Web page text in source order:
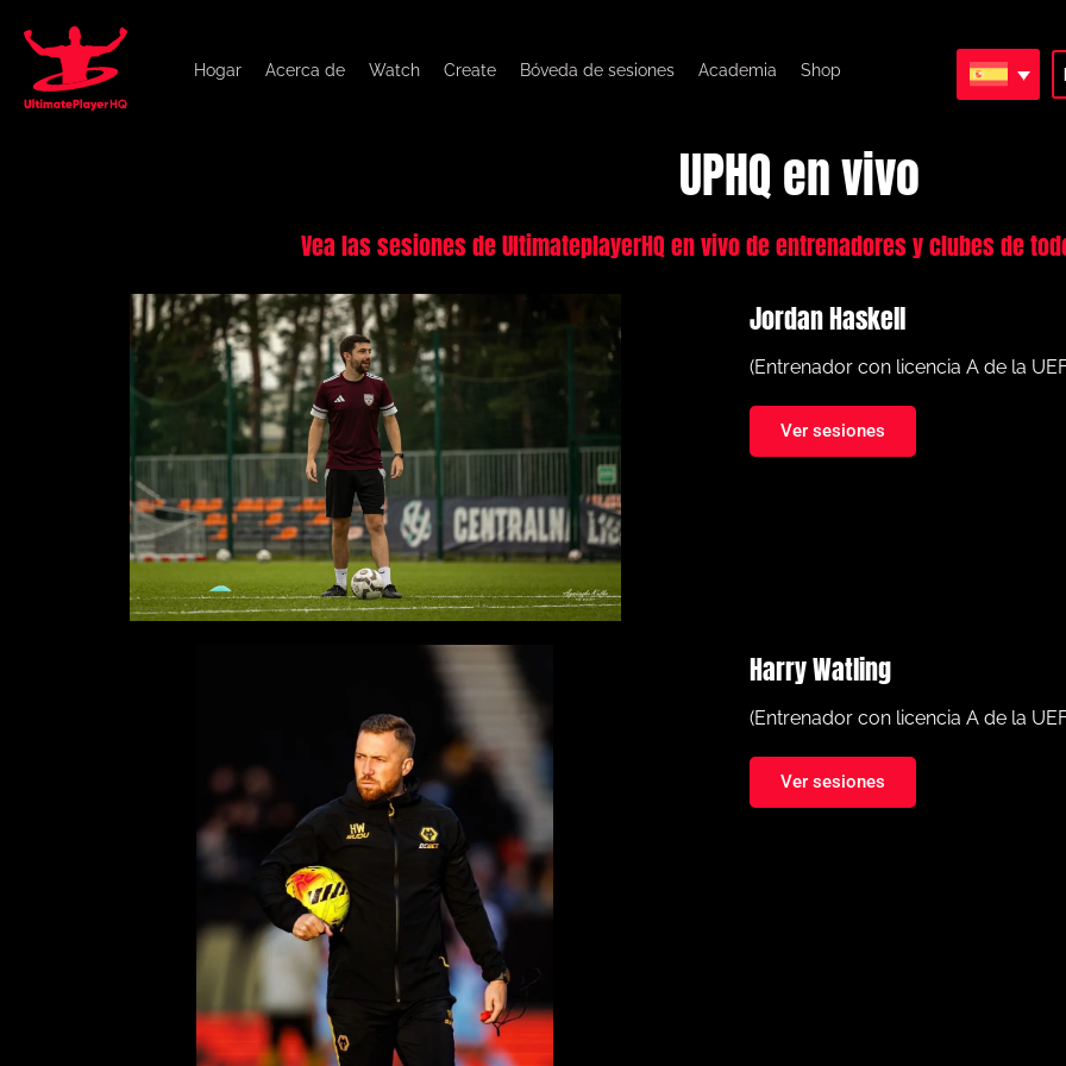
Hogar Acerca de Watch Create Bóveda de sesiones Academia Shop
UPHQ en vivo
Vea las sesiones de UltimateplayerHQ en vivo de entrenadores y clubes de
Jordan Haskell
(Entrenador con licencia A de la
Ver sesiones
Harry Watling
(Entrenador con licencia A de la
Ver sesiones